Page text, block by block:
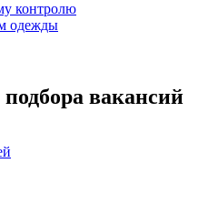
контролю
одежды
вакансий